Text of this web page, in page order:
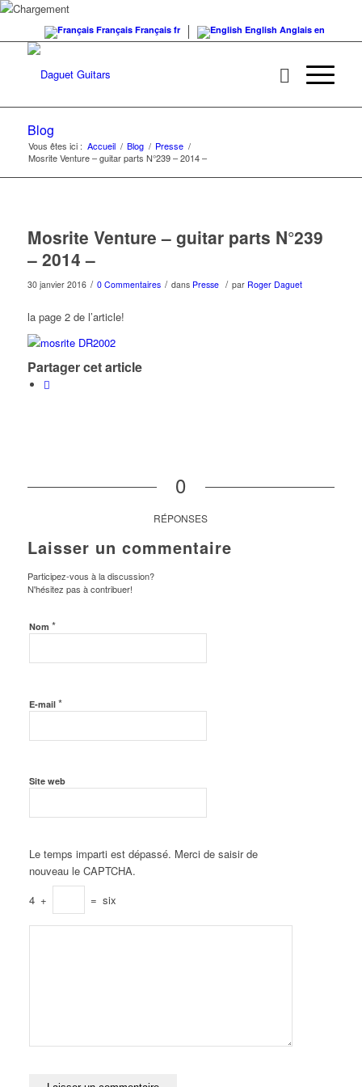
Français Français fr English Anglais en
Blog
Vous êtes ici : Accueil / Blog / Presse /
Mosrite Venture – guitar parts N°239 – 2014 –
Mosrite Venture – guitar parts N°239
– 2014 –
30 janvier 2016 / 0 Commentaires / dans Presse / par Roger Daguet
la page 2 de l’article!
Partager cet article
0
RÉPONSES
Laisser un commentaire
Participez-vous à la discussion?
N'hésitez pas à contribuer!
Nom *
E-mail *
Site web
Le temps imparti est dépassé. Merci de saisir de
nouveau le CAPTCHA.
4 + = six